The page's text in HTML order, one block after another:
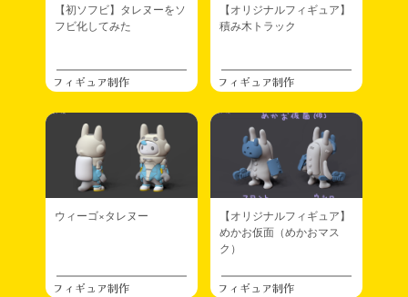
【初ソフビ】タレヌーをソ
フビ化してみた
フィギュア制作
【オリジナルフィギュア】
積み木トラック
フィギュア制作
ウィーゴ×タレヌー
フィギュア制作
【オリジナルフィギュア】
めかお仮面（めかおマス
ク）
フィギュア制作